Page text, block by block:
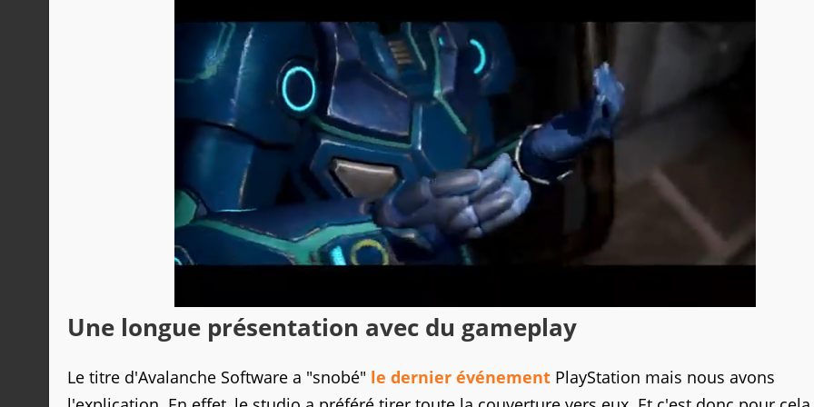
Une longue présentation avec du gameplay
Le titre d'Avalanche Software a "snobé" le dernier événement PlayStation mais nous avons